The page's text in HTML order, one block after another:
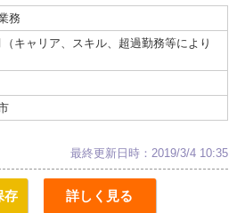
務
キャリア、スキル、超過勤務等により
最終更新日時：2019/3/4 10:35
存 詳しく見る